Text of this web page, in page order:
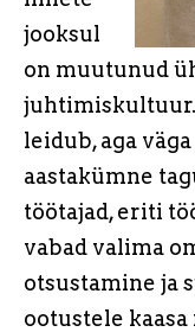
jooksul
on muutunud
leidub, aga
aastakümne
töötajad, eriti
vabad valima
otsustamine ja
ootustele kaasa